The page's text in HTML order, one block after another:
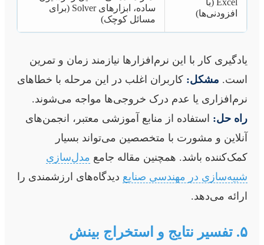
افزودنی‌ها)
ساده، ابزارهای Solver (برای
مسائل کوچک)
یادگیری کار با این نرم‌افزارها نیازمند زمان و تمرین
است. مشکل: کاربران اغلب در این مرحله با خطاهای
نرم‌افزاری یا عدم درک خروجی‌ها مواجه می‌شوند.
راه حل: استفاده از منابع آموزشی معتبر، انجمن‌های
آنلاین و مشورت با متخصصین می‌تواند بسیار
کمک‌کننده باشد. همچنین مقاله جامع مدل‌سازی
شبیه‌سازی در مهندسی صنایع دیدگاه‌های ارزشمندی را
ارائه می‌دهد.
۵. تفسیر نتایج و استخراج بینش